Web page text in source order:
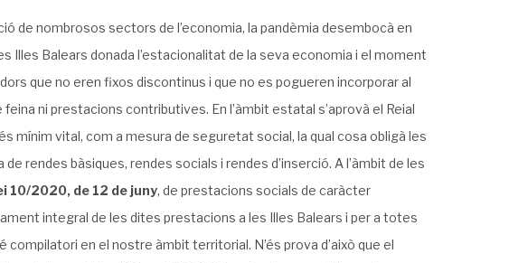
de nombrosos sectors de l’economia, la pandèmia desembocà en
Illes Balears donada l’estacionalitat de la seva economia i el moment
que no eren fixos discontinus i que no es pogueren incorporar al
ni prestacions contributives. En l’àmbit estatal s’aprovà el Reial
mínim vital, com a mesura de seguretat social, la qual cosa obligà les
rendes bàsiques, rendes socials i rendes d’inserció. A l’àmbit de les
10/2020, de 12 de juny, de prestacions socials de caràcter
integral de les dites prestacions a les Illes Balears i per a totes
en el nostre àmbit territorial. N’és prova d’això que el